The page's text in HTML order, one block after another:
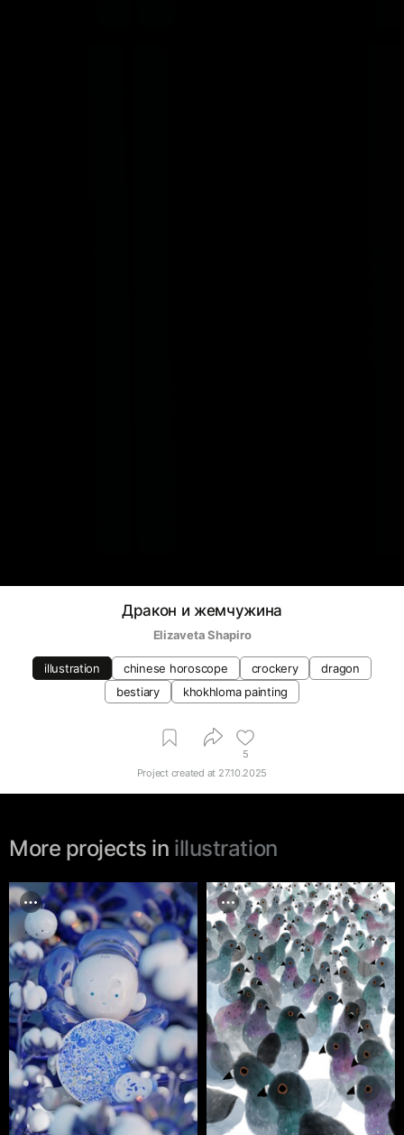
Дракон и жемчужина
Elizaveta Shapiro
illustration chinese horoscope crockery
dragon
bestiary
khokhloma painting
5
Project created at 27.10.2025
More projects in illustration